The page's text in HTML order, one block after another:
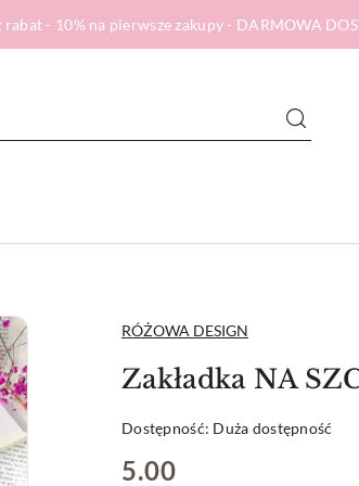
- 10% na pierwsze zakupy - DARMOWA
NAZWA
PRODUCENTA:
RÓŻOWA DESIGN
Zakładka NA
Dostępność: Duża dostępność
cena:
5.00